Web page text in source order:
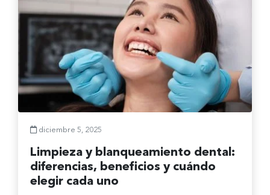
diciembre 5, 2025
Limpieza y blanqueamiento dental:
diferencias, beneficios y cuándo
elegir cada uno